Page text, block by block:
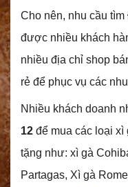
Cho nên, nhu cầu tìm
được nhiều khách
nhiều địa chỉ shop
rẻ để phục vụ các
Nhiều khách doanh
12 để mua các loại xì
tặng như: xì gà
Partagas, Xì gà